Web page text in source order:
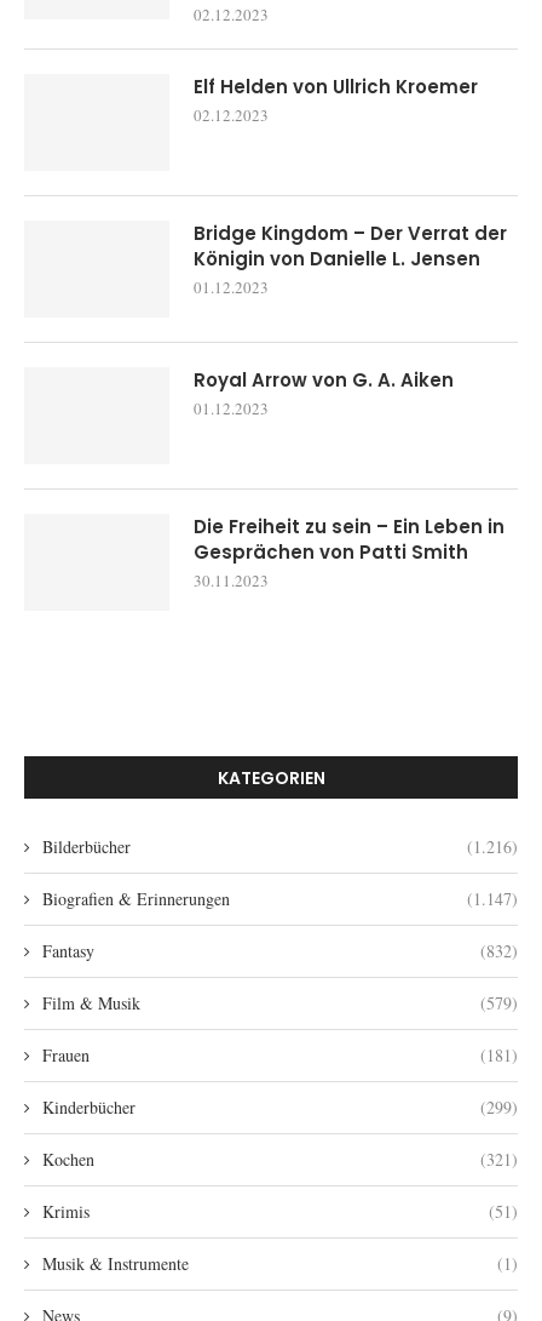
02.12.2023
Elf Helden von Ullrich Kroemer
02.12.2023
Bridge Kingdom – Der Verrat der
Königin von Danielle L. Jensen
01.12.2023
Royal Arrow von G. A. Aiken
01.12.2023
Die Freiheit zu sein – Ein Leben in
Gesprächen von Patti Smith
30.11.2023
KATEGORIEN
Bilderbücher (1.216)
Biografien & Erinnerungen (1.147)
Fantasy (832)
Film & Musik (579)
Frauen (181)
Kinderbücher (299)
Kochen (321)
Krimis (51)
Musik & Instrumente (1)
News (9)